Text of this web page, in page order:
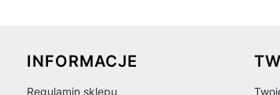
Linki w stopce
INFORMACJE
Regulamin sklepu